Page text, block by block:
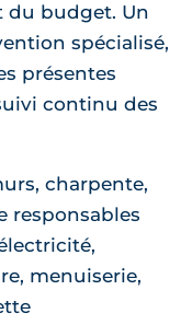
du budget. Un
spécialisé,
présentes
continu des
charpente,
responsables
menuiserie,